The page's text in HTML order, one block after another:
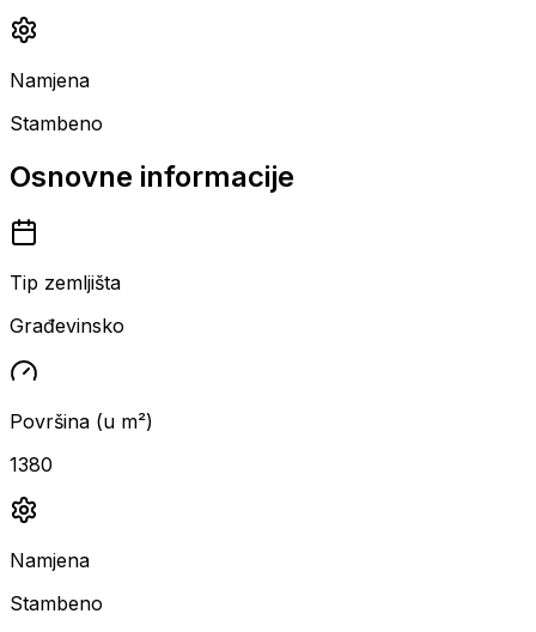
Namjena
Stambeno
Osnovne informacije
Tip zemljišta
Građevinsko
Površina (u m²)
1380
Namjena
Stambeno